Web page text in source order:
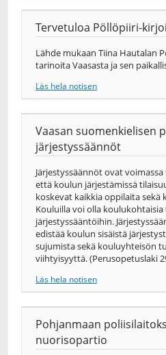
Tervetuloa Pöllöpiiri-
Lähde mukaan Tiina Hautalan
tarinoita Vaasasta ja sen
Läs hela notisen
Vaasan suomenkielisen
järjestyssäännöt
Järjestyssäännöt ovat
että koulun järjestämissä
koskevat kaikkia oppilaita
Kouluilla voi olla
järjestyssääntöihin.
edistää koulun sisäistä
sujumista sekä kouluyhteisön
viihtyisyyttä. (Perusopetuslaki
Läs hela notisen
Pohjanmaan
nuorisopartio